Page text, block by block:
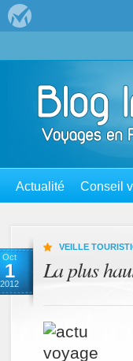
Actualité Conseil
Oct
1
2012
VEILLE
La plus